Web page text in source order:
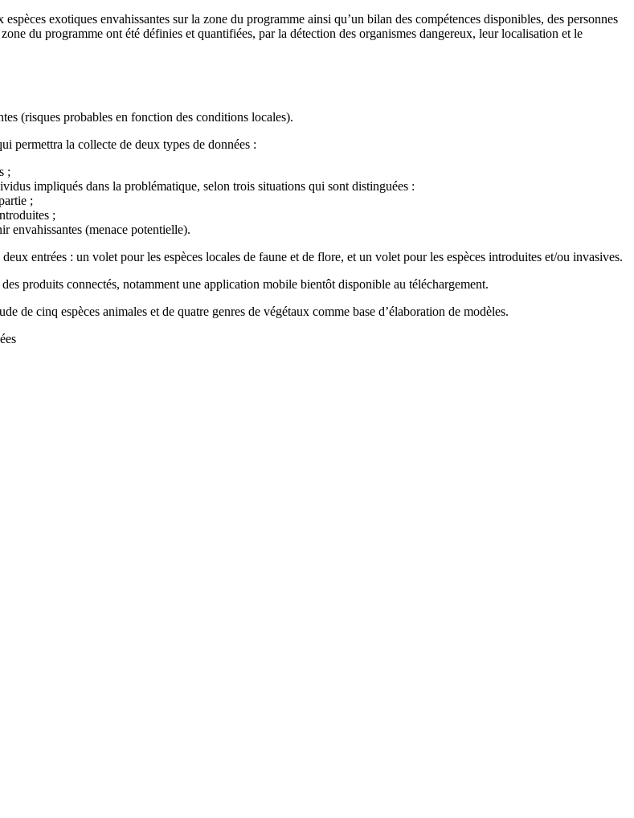
exotiques envahissantes sur la zone du programme ainsi qu’un bilan des compétences disponibles, des personnes
du programme ont été définies et quantifiées, par la détection des organismes dangereux, leur localisation et le
(risques probables en fonction des conditions locales).
permettra la collecte de deux types de données :
;
impliqués dans la problématique, selon trois situations qui sont distinguées :
;
;
envahissantes (menace potentielle).
entrées : un volet pour les espèces locales de faune et de flore, et un volet pour les espèces introduites et/ou invasives.
produits connectés, notamment une application mobile bientôt disponible au téléchargement.
de cinq espèces animales et de quatre genres de végétaux comme base d’élaboration de modèles.